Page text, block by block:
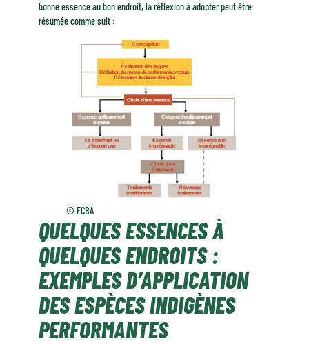
bonne essence au bon endroit, la réflexion à adopter peut être
résumée comme suit :
© FCBA
QUELQUES ESSENCES À
QUELQUES ENDROITS :
EXEMPLES D’APPLICATION
DES ESPÈCES INDIGÈNES
PERFORMANTES